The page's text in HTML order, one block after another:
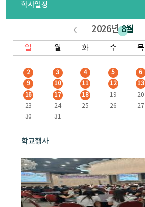
학사일정
2026년8월
일 월 화 수 목
2
3 4 5 6
9
10 11 12 13
16
17 18 19 20
23
24 25 26 27
30
31
학교행사